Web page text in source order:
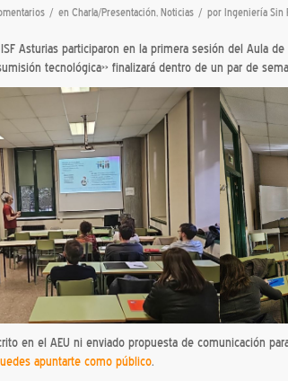
/ en Charla/Presentación, Noticias / por Ingeniería Sin
Asturias participaron en la primera sesión del Aula
tecnológica» finalizará dentro de un par de
en el AEU ni enviado propuesta de comunicación
apuntarte como público.